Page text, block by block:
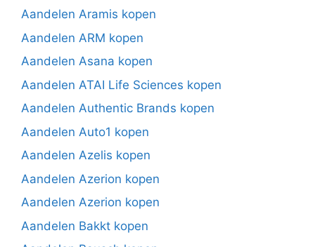
Aandelen Aramis kopen
Aandelen ARM kopen
Aandelen Asana kopen
Aandelen ATAI Life Sciences kopen
Aandelen Authentic Brands kopen
Aandelen Auto1 kopen
Aandelen Azelis kopen
Aandelen Azerion kopen
Aandelen Azerion kopen
Aandelen Bakkt kopen